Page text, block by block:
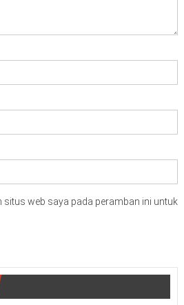
situs web saya pada peramban ini untuk